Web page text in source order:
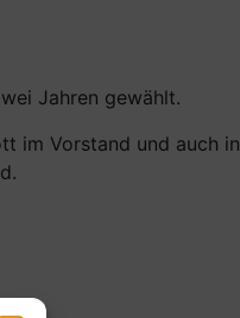
Jahren gewählt.
im Vorstand und auch in